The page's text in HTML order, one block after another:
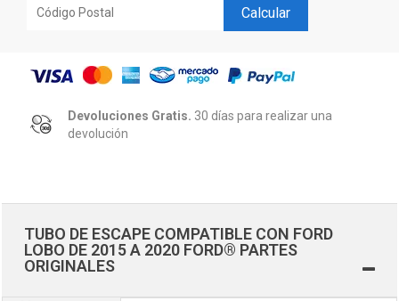
Calcular
Devoluciones Gratis. 30 días para realizar una
devolución
TUBO DE ESCAPE COMPATIBLE CON FORD
LOBO DE 2015 A 2020 FORD® PARTES
ORIGINALES